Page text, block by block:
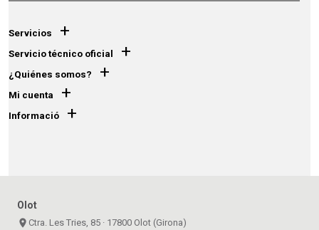
Servicios +
Servicio técnico oficial +
¿Quiénes somos? +
Mi cuenta +
Informació +
Olot
place Ctra. Les Tries, 85 · 17800 Olot (Girona)